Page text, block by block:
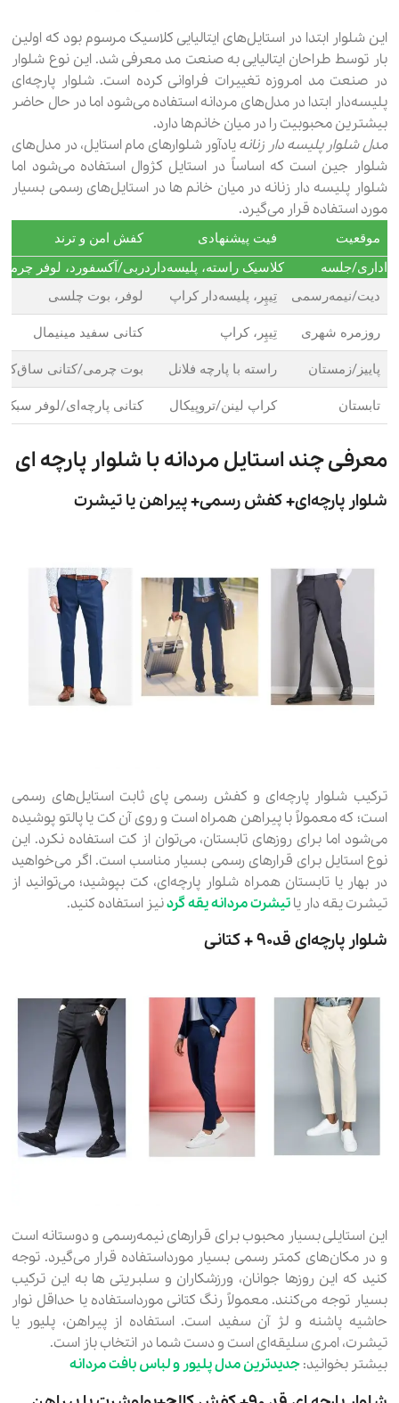
این شلوار ابتدا در استایل‌های ایتالیایی کلاسیک مرسوم بود که اولین
بار توسط طراحان ایتالیایی به صنعت مد معرفی شد. این نوع شلوار
در صنعت مد امروزه تغییرات فراوانی کرده است. شلوار پارچه‌ای
پلیسه‌دار ابتدا در مدل‌های مردانه استفاده می‌شود اما در حال حاضر
بیشترین محبوبیت را در میان خانم‌ها دارد.
مدل شلوار پلیسه‌ دار زنانهیادآور شلوارهای مام استایل، در مدل‌های
شلوار جین است که اساساً در استایل کژوال استفاده می‌شود اما
شلوار پلیسه دار زنانه در میان خانم ها در استایل‌های رسمی بسیار
مورد استفاده قرار می‌گیرد.
موقعیت فیت پیشنهادی
کفش امن و ترند
اداری/جلسه
کلاسیک راسته، پلیسه‌دار دربی/آکسفورد، لوفر
دیت/نیمه‌رسمی
تِیپِر، پلیسه‌دار کراپ لوفر، بوت چلسی
روزمره شهری تِیپِر، کراپ کتانی سفید مینیمال
پاییز/زمستان راسته با پارچه فلانل بوت چرمی/کتانی
تابستان کراپ لینن/تروپیکال کتانی پارچه‌ای/لوفر سبک
معرفی چند استایل مردانه با شلوار پارچه ای
شلوار پارچه‌ای+ کفش رسمی+ پیراهن یا تیشرت
ترکیب شلوار پارچه‌ای و کفش رسمی پای ثابت استایل‌های رسمی
است؛ که معمولاً با پیراهن همراه است و روی آن کت یا پالتو پوشیده
می‌شود اما برای روزهای تابستان، می‌توان از کت استفاده نکرد. این
نوع استایل برای قرارهای رسمی بسیار مناسب است. اگر می‌خواهید
در بهار یا تابستان همراه شلوار پارچه‌ای، کت بپوشید؛ می‌توانید از
تیشرت یقه دار یاتیشرت مردانه یقه گردنیز استفاده کنید.
شلوار پارچه‌ای قد٩٠ + کتانی
این استایلی بسیار محبوب برای قرارهای نیمه‌رسمی و دوستانه است
و در مکان‌های کمتر رسمی بسیار مورداستفاده قرار می‌گیرد. توجه
کنید که این روزها جوانان، ورزشکاران و سلبریتی ها به این ترکیب
بسیار توجه می‌کنند. معمولاً رنگ کتانی مورداستفاده یا حداقل نوار
حاشیه پاشنه و لژ آن سفید است. استفاده از پیراهن، پلیور یا
تیشرت، امری سلیقه‌ای است و دست شما در انتخاب باز است.
بیشتر بخوانید:جدیدترین مدل پلیور و لباس بافت مردانه